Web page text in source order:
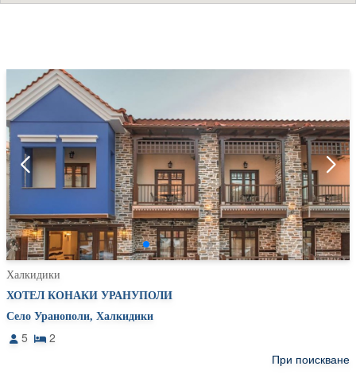
Халкидики
ХОТЕЛ КОНАКИ УРАНУПОЛИ
Село Уранополи, Халкидики
5
2
При поискване